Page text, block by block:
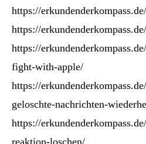
https://
https://
https://
fight-with-apple/
https://
geloschte-nachrichten-
https://